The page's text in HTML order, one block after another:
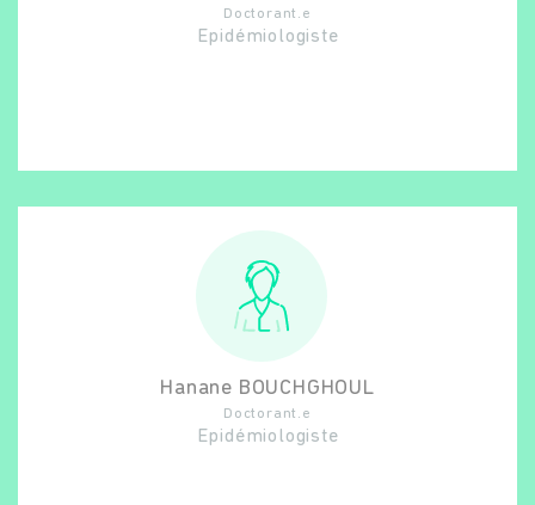
Doctorant.e
Epidémiologiste
Hanane BOUCHGHOUL
Doctorant.e
Epidémiologiste